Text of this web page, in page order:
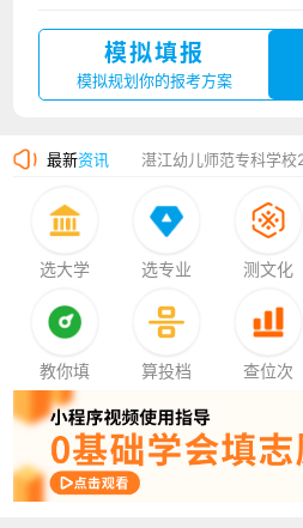
模拟填报
模拟规划你的报考方案
最新资讯
选大学 选专业 测文化
教你填 算投档 查位次